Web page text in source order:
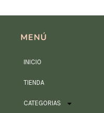
MENÚ
INICIO
TIENDA
CATEGORIAS